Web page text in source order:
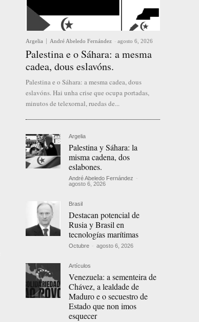
Argelia André Abeledo Fernández - agosto 6, 2026
Palestina e o Sáhara: a mesma
cadea, dous eslavóns.
Palestina e o Sáhara: a mesma cadea, dous
eslavóns. Hai unha crise que ocupa portadas,
minutos de telexornal, ruedas de...
Argelia
Palestina y Sáhara: la
misma cadena, dos
eslabones.
André Abeledo Fernández -
agosto 6, 2026
Brasil
Destacan potencial de
Rusia y Brasil en
tecnologías marítimas
Octubre - agosto 6, 2026
Artículos
Venezuela: a sementeira de
Chávez, a lealdade de
Maduro e o secuestro de
Estado que non imos
esquecer